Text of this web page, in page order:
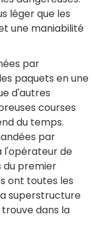
léger que les
une maniabilité
par
paquets en une
d'autres
courses
du temps.
par
l'opérateur de
premier
ont toutes les
superstructure
dans la